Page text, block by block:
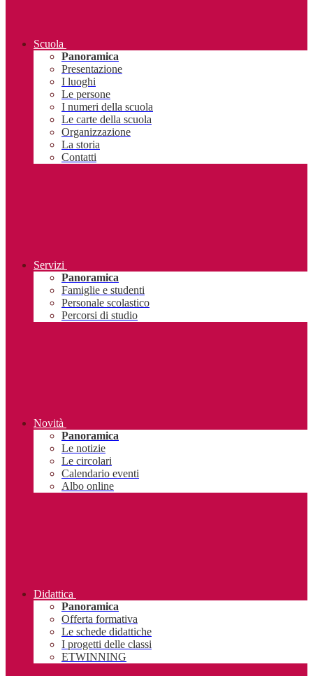
Scuola
Panoramica
Presentazione
I luoghi
Le persone
I numeri della scuola
Le carte della scuola
Organizzazione
La storia
Contatti
Servizi
Panoramica
Famiglie e studenti
Personale scolastico
Percorsi di studio
Novità
Panoramica
Le notizie
Le circolari
Calendario eventi
Albo online
Didattica
Panoramica
Offerta formativa
Le schede didattiche
I progetti delle classi
ETWINNING